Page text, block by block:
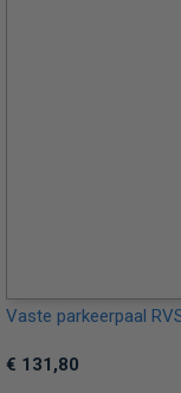
Vaste parkeerpaal
€ 131,80